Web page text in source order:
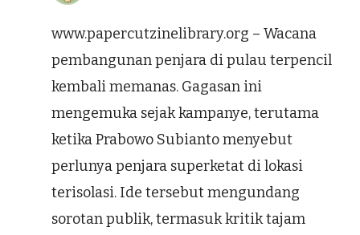
www.papercutzinelibrary.org – Wacana
pembangunan penjara di pulau terpencil
kembali memanas. Gagasan ini
mengemuka sejak kampanye, terutama
ketika Prabowo Subianto menyebut
perlunya penjara superketat di lokasi
terisolasi. Ide tersebut mengundang
sorotan publik, termasuk kritik tajam